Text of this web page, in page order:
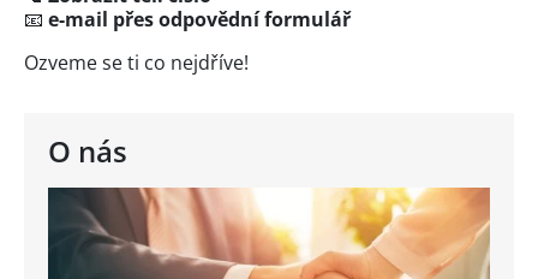
O nás
📧 e-mail přesodpovědní formulář
Ozveme se ti co nejdříve!